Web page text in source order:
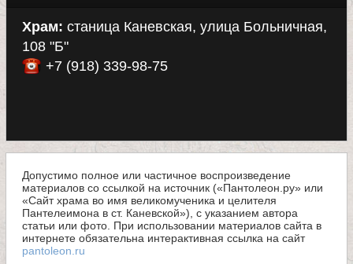
Храм: станица Каневская, улица Больничная,
108 "Б"
+7 (918) 339-98-75
Допустимо полное или частичное воспроизведение
материалов со ссылкой на источник («Пантолеон.ру» или
«Сайт храма во имя великомученика и целителя
Пантелеимона в ст. Каневской»), с указанием автора
статьи или фото. При использовании материалов сайта в
интернете обязательна интерактивная ссылка на сайт
pantoleon.ru